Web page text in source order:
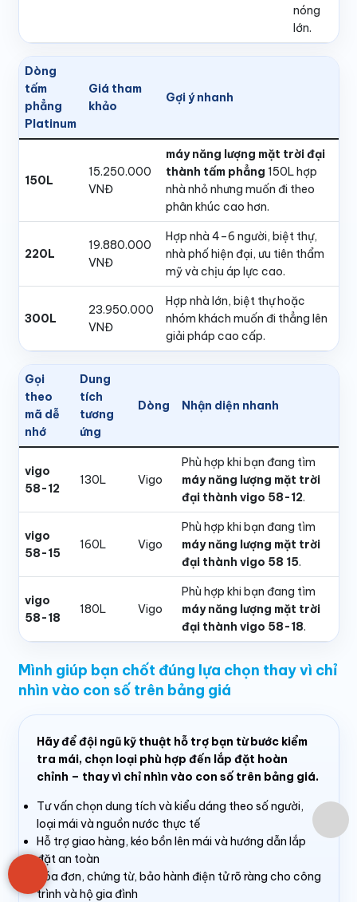
nóng
lớn.
Dòng
tấm
phẳng
Platinum
Giá tham
khảo
Gợi ý nhanh
150L
15.250.000
VNĐ
máy năng lượng mặt trời đại
thành tấm phẳng 150L hợp
nhà nhỏ nhưng muốn đi theo
phân khúc cao hơn.
220L
19.880.000
VNĐ
Hợp nhà 4–6 người, biệt thự,
nhà phố hiện đại, ưu tiên thẩm
mỹ và chịu áp lực cao.
300L
23.950.000
VNĐ
Hợp nhà lớn, biệt thự hoặc
nhóm khách muốn đi thẳng lên
giải pháp cao cấp.
Gọi
theo
mã dễ
nhớ
Dung
tích
tương
ứng
Dòng Nhận diện nhanh
vigo
58-12
130L Vigo
Phù hợp khi bạn đang tìm
máy năng lượng mặt trời
đại thành vigo 58-12.
vigo
58-15
160L Vigo
Phù hợp khi bạn đang tìm
máy năng lượng mặt trời
đại thành vigo 58 15.
vigo
58-18
180L Vigo
Phù hợp khi bạn đang tìm
máy năng lượng mặt trời
đại thành vigo 58-18.
Mình giúp bạn chốt đúng lựa chọn thay vì chỉ
nhìn vào con số trên bảng giá
Hãy để đội ngũ kỹ thuật hỗ trợ bạn từ bước kiểm
tra mái, chọn loại phù hợp đến lắp đặt hoàn
chỉnh – thay vì chỉ nhìn vào con số trên bảng giá.
Tư vấn chọn dung tích và kiểu dáng theo số người,
loại mái và nguồn nước thực tế
Hỗ trợ giao hàng, kéo bồn lên mái và hướng dẫn lắp
đặt an toàn
Hóa đơn, chứng từ, bảo hành điện tử rõ ràng cho công
trình và hộ gia đình